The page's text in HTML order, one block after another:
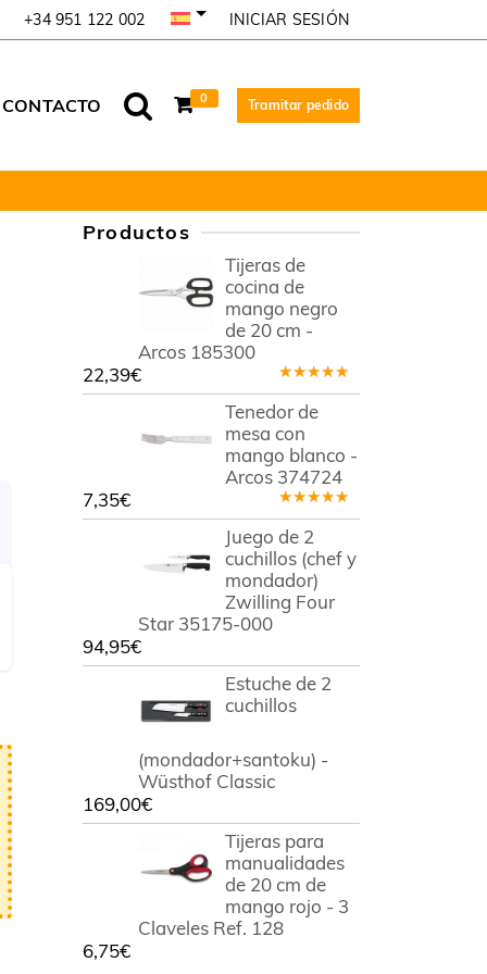
+34 951 122 002 INICIAR SESIÓN
CONTACTO 0 Tramitar pedido
Productos
Tijeras de
cocina de
mango negro
de 20 cm -
Arcos 185300
Valorado
en5.00
5
22,39€
Tenedor de
mesa con
mango blanco -
Arcos 374724
Valorado
en 5.00
5
7,35€
Juego de 2
cuchillos (chef y
mondador)
Zwilling Four
Star 35175-000
94,95€
Estuche de 2
cuchillos
(mondador+santoku) -
Wüsthof Classic
169,00€
Tijeras para
manualidades
de 20 cm de
mango rojo - 3
Claveles Ref. 128
6,75€